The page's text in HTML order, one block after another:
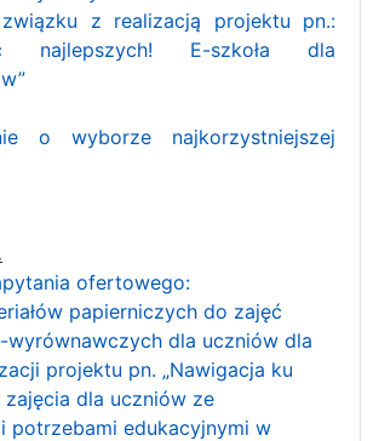
z realizacją projektu pn.:
najlepszych! E-szkoła dla
o wyborze najkorzystniejszej
ofertowego:
papierniczych do zajęć
dla uczniów dla
projektu pn. „Nawigacja ku
zajęcia dla uczniów ze
potrzebami edukacyjnymi w